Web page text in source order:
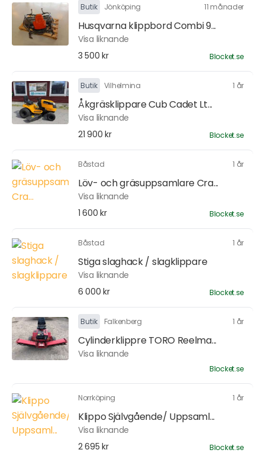
Butik Jönköping 11 månader
Husqvarna klippbord Combi 9...
Visa liknande
3 500 kr
Blocket.se
Butik Vilhelmina 1 år
Åkgräsklippare Cub Cadet Lt...
Visa liknande
21 900 kr
Blocket.se
Båstad 1 år
Löv- och gräsuppsamlare Cra...
Visa liknande
1 600 kr
Blocket.se
Båstad 1 år
Stiga slaghack / slagklippare
Visa liknande
6 000 kr
Blocket.se
Butik Falkenberg 1 år
Cylinderklippre TORO Reelma...
Visa liknande
Blocket.se
Norrköping 1 år
Klippo Självgående/ Uppsaml...
Visa liknande
2 695 kr
Blocket.se